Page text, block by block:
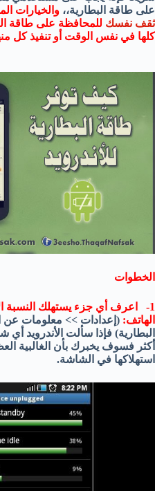
على طاقة البطارية،، والخيارات
ثقف نفسك للمحافظة على طاقة
كلها في نفس الوقت أو تنفيذ كل
الخطوات
1- اعرف أي جزء يستهلك النسبة
الهاتف: (إعدادات >> معلومات عن
البطارية) فإذا سألت الأندرويد
أكثر فسوف يخبرك بأن الغالبية
استهلاكها في الشاشة.